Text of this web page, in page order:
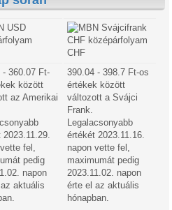
CHF
- 360.07 Ft-
között
az Amerikai
fel,
pedig
napon
aktuális
390.04 - 398.7 Ft-os
értékek között
változott a Svájci
Frank.
Legalacsonyabb
értékét 2023.11.16.
napon vette fel,
maximumát pedig
2023.11.02. napon
érte el az aktuális
hónapban.